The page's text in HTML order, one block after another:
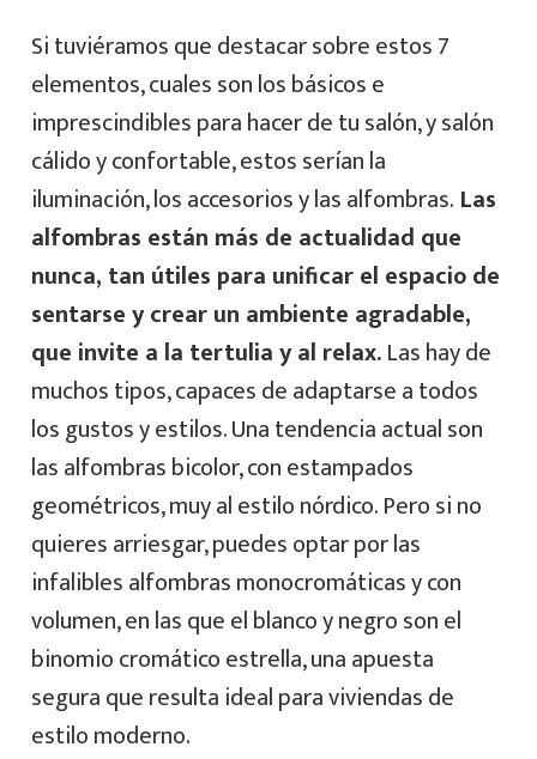
Si tuviéramos que destacar sobre estos 7
elementos, cuales son los básicos e
imprescindibles para hacer de tu salón, y salón
cálido y confortable, estos serían la
iluminación, los accesorios y las alfombras. Las
alfombras están más de actualidad que
nunca, tan útiles para unificar el espacio de
sentarse y crear un ambiente agradable,
que invite a la tertulia y al relax.Las hay de
muchos tipos, capaces de adaptarse a todos
los gustos y estilos. Una tendencia actual son
las alfombras bicolor, con estampados
geométricos, muy al estilo nórdico. Pero si no
quieres arriesgar, puedes optar por las
infalibles alfombras monocromáticas y con
volumen, en las que el blanco y negro son el
binomio cromático estrella, una apuesta
segura que resulta ideal para viviendas de
estilo moderno.